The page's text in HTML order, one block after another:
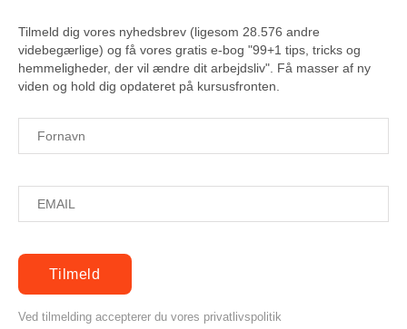
Tilmeld dig vores nyhedsbrev (ligesom 28.576 andre
videbegærlige) og få vores gratis e-bog "99+1 tips, tricks og
hemmeligheder, der vil ændre dit arbejdsliv". Få masser af ny
viden og hold dig opdateret på kursusfronten.
Ved tilmelding accepterer du vores privatlivspolitik